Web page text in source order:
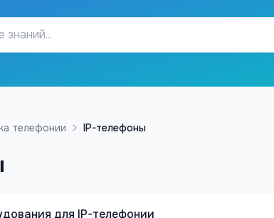
телефонии IP-телефоны
для IP-телефонии